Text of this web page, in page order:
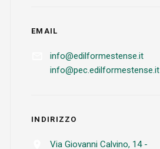
EMAIL
info@edilformestense.it
info@pec.edilformestense.it
INDIRIZZO
Via Giovanni Calvino, 14 -